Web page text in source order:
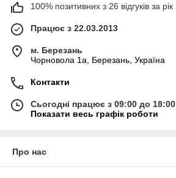
100% позитивних з 26 відгуків за рік
Працює з 22.03.2013
м. Березань
Чорновола 1а, Березань, Україна
Контакти
Сьогодні працює з 09:00 до 18:00
Показати весь графік роботи
Про нас